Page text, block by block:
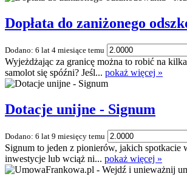
Dopłata do zaniżonego
Dodano: 6 lat 4 miesiące temu
Wyjeżdżając za granicę można to robić na
samolot się spóźni? Jeśl... pokaż więcej »
Dotacje unijne - Signum
Dodano: 6 lat 9 miesięcy temu
Signum to jeden z pionierów, jakich spotkacie
inwestycje lub wciąż ni... pokaż więcej »